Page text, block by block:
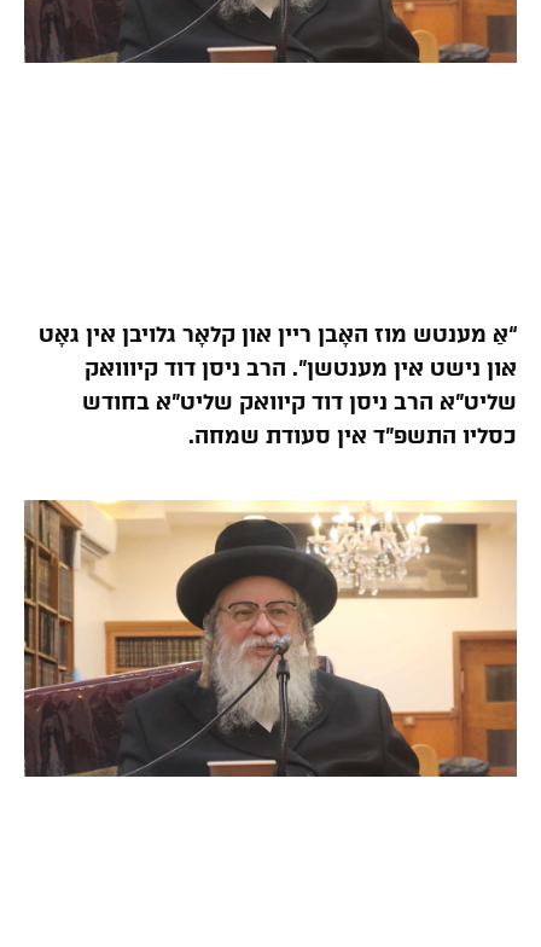
“אַ מענטש מוז האָבן ריין און קלאָר גלויבן אין גאָט
און נישט אין מענטשן”. הרב ניסן דוד קיווואק
שליט”א הרב ניסן דוד קיוואק שליט”א בחודש
כסליו התשפ”ד אין סעודת שמחה.